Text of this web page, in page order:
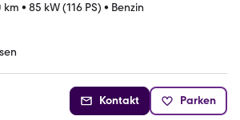
km • 85 kW (116 PS) • Benzin
Kontakt Parken